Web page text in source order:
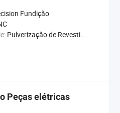
Fundição
Pulverização de Revestimento
Peças elétricas